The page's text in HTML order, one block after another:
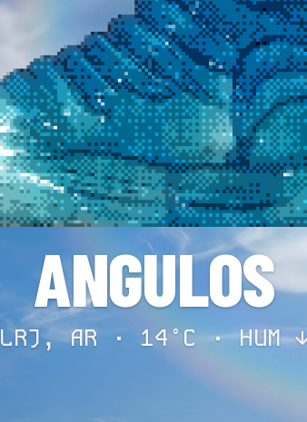
ANGULOS
LRJ, AR · 14°C ·HUM